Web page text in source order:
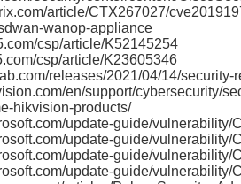
article/CTX267027/
wanop-appliance
csp/article/K52145254
csp/article/K23605346
releases/2021/04/14/
en/support/cybersecurity/
hikvision-products/
update-guide/vulnerability/
update-guide/vulnerability/
update-guide/vulnerability/
update-guide/vulnerability/